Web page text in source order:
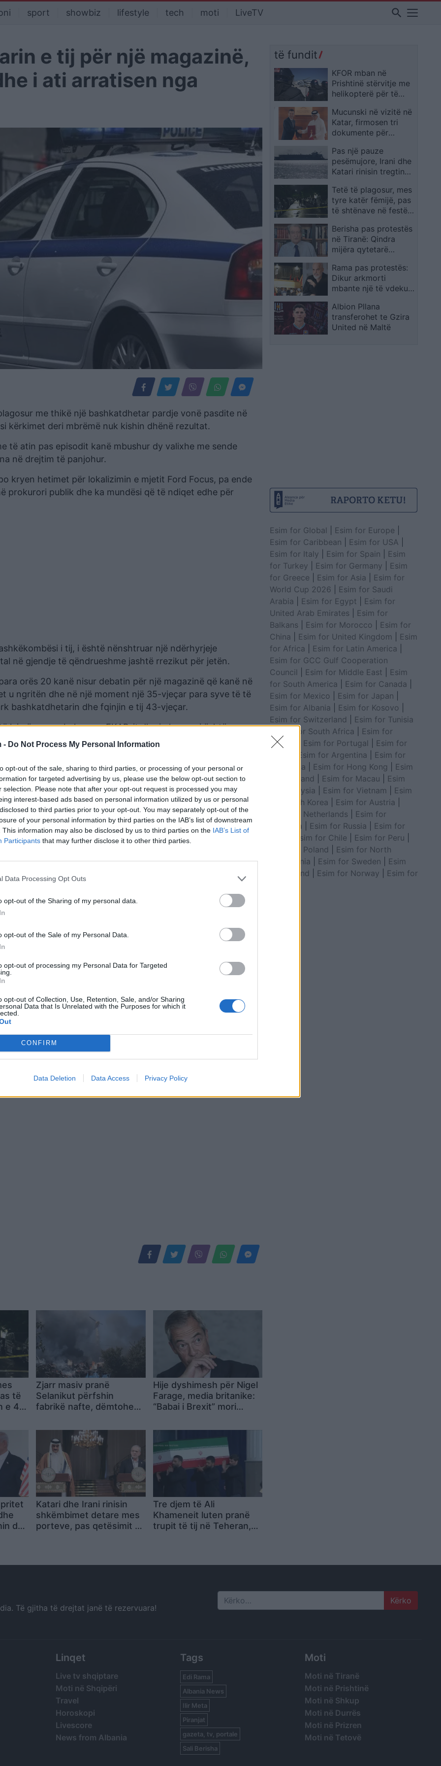
- Do Not Process My Personal Information
opt-out of the sale, sharing to third parties, or processing of your personal or
for targeted advertising by us, please use the below opt-out section to
selection. Please note that after your opt-out request is processed you may
interest-based ads based on personal information utilized by us or personal
to third parties prior to your opt-out. You may separately opt-out of the
of your personal information by third parties on the IAB’s list of downstream
This information may also be disclosed by us to third parties on the IAB’s List of
Participants that may further disclose it to other third parties.
Data Processing Opt Outs
opt-out of the Sharing of my personal data.
opt-out of the Sale of my Personal Data.
opt-out of processing my Personal Data for Targeted
opt-out of Collection, Use, Retention, Sale, and/or Sharing
Data that Is Unrelated with the Purposes for which it
CONFIRM
Data Deletion Data Access Privacy Policy
sport showbiz lifestyle tech moti LiveTV search
e tij për një magazinë,
i ati arratisen nga
me thikë një bashkatdhetar pardje vonë pasdite në
kërkimet deri mbrëmë nuk kishin dhënë rezultat.
të atin pas episodit kanë mbushur dy valixhe me sende
në drejtim të panjohur.
kryen hetimet për lokalizimin e mjetit Ford Focus, pa ende
prokurori publik dhe ka mundësi që të ndiqet edhe për
i tij, i është nënshtruar një ndërhyrjeje
në gjendje të qëndrueshme jashtë rrezikut për jetën.
orës 20 kanë nisur debatin për një magazinë që kanë në
u ngritën dhe në një moment një 35-vjeçar para syve të të
bashkatdhetarin dhe fqinjin e tij 43-vjeçar.
lajmëruar ambulanca e EKAB-it dhe i plagosuri është
u shtrua menjëherë në sallën e operacionit, pasi
për shkak të ashpërsisë së dëmtimit.
pas plagosjes së 43-vjeçarit, kanë futur me nxitim dy
policore e kanë mësuar faktin nga spitali dhe kanë kryer
mjetin e 35-vjeçarit, por pa rezultat.
humbi jetën nga korenti,
të vdekur, mora në
Greqia drejt Italisë, arrestohet në Vlorë 43-
të
e 4
Zjarr masiv pranë
Selanikut përfshin
fabrikë nafte, dëmtohen
Hije dyshimesh për Nigel
Farage, media britanike:
“Babai i Brexit” mori
një i dënuar në SHBA
dhe
Katari dhe Irani rinisin
shkëmbimet detare mes
porteve, pas qetësimit të
Tre djem të Ali
Khameneit luten pranë
trupit të tij në Teheran,
të fundit
KFOR mban në
Prishtinë stërvitje me
helikopterë për të
operacionale
Mucunski në vizitë në
Katar, firmosen tri
dokumente për
diplomatike dhe
forcimin e
bashkëpunimit
Pas një pauze
pesëmujore, Irani dhe
Katari rinisin tregtinë
Tetë të plagosur, mes
tyre katër fëmijë, pas
të shtënave në festën
Island të Nju Jorkut
Berisha pas protestës
në Tiranë: Qindra
mijëra qytetarë
20 Shkurtin dhe
vulosën fundin politik
të Edi Ramës
Rama pas protestës:
Dikur arkmorti
mbante një të vdekur,
duart e llapaqorrëve,
ujqve politikë dhe
çakenjve nga Prishtina
Albion Pllana
transferohet te Gzira
United në Maltë
Esim for Global Esim for Europe
Esim for Caribbean
Esim for USA
Esim for Italy
Esim for Spain
Esim
for Turkey
Esim for Germany
Esim
for Greece
Esim for Asia
Esim for
World Cup 2026
Esim for Saudi
Arabia
Esim for Egypt
Esim for
United Arab Emirates
Esim for
Balkans
Esim for Morocco
Esim for
China
Esim for United Kingdom
Esim
for Africa
Esim for Latin America
Esim for GCC Gulf Cooperation
Council
Esim for Middle East
Esim
for South America
Esim for Canada
Esim for Mexico
Esim for Japan
Esim for Albania
Esim for Kosovo
Esim for Switzerland
Esim for Tunisia
Esim for South Africa
Esim for
Algeria
Esim for Portugal
Esim for
Esim for Argentina
Esim for
Colombia
Esim for Hong Kong
Esim
for Thailand
Esim for Macau
Esim
for Malaysia
Esim for Vietnam
Esim
for South Korea
Esim for Austria
Esim for Netherlands
Esim for
Australia
Esim for Russia
Esim for
Esim for Chile Esim for Peru
Esim for Poland
Esim for North
Macedonia
Esim for Sweden
Esim
for Finland
Esim for Norway
Esim for
Të gjitha të drejtat janë të rezervuara! Search
Linqet
Live tv shqiptare
Moti në Shqipëri
Travel
Horoskopi
Livescore
News from Albania
Tags
Edi Rama
Albania News
Ilir Meta
Piranjat
gazeta, tv, portale
Sali Berisha
Moti
Moti në Tiranë
Moti në Prishtinë
Moti në Shkup
Moti në Durrës
Moti në Prizren
Moti në Tetovë